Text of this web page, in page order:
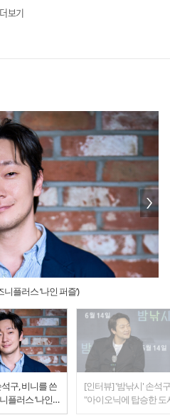
릭스 오리지널 [디.피]에서
년 3월 27일 개봉하는 안국진
빠진 임상진 기자를 연기한다.
12분의 단편 [밤낚시]에서
기했다. 2025년 2월 개봉한 영화
으로 우정출연했다. 2025년 5월
스]에서 러브바이러스에
역으로 특별출연했다. 5월 공개된
]에서 한강서 강력팀 김한샘
[천국보다 아름다운]에서
다.
더보기
플러스 ‘나인 퍼즐’)
구, 비니를 쓴
플러스 ‘나인
[인터뷰] '밤낚시' 손석
"아이오닉에 탑승한 도